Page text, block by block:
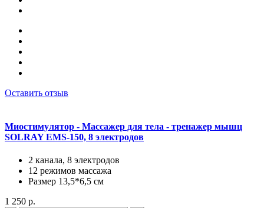
Оставить отзыв
Миостимулятор - Массажер для тела - тренажер мышц
SOLRAY EMS-150, 8 электродов
2 канала, 8 электродов
12 режимов массажа
Размер 13,5*6,5 см
1 250 р.